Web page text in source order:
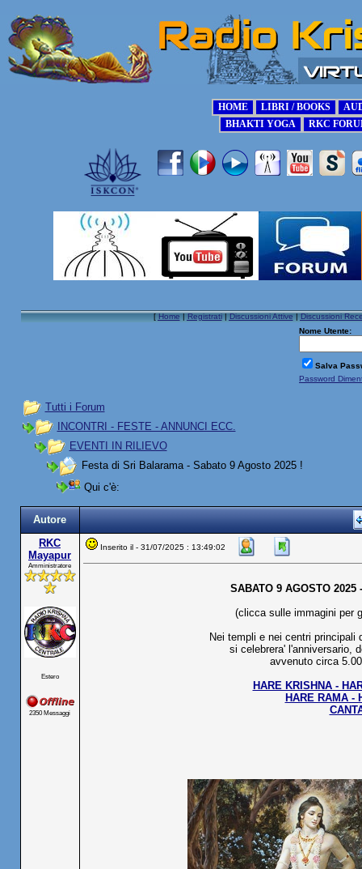
[Home|Registrati|Discussioni Attive|Discussioni
Nome Utente:
Salva
Password
Tutti i Forum
INCONTRI - FESTE - ANNUNCI ECC.
EVENTI IN RILIEVO
Festa di Sri Balarama - Sabato 9 Agosto 2025 !
Qui c'è:
Autore
RKC
Mayapur
Amministratore
Estero
2350 Messaggi
Inserito il - 31/07/2025 : 13:49:02
SABATO 9 AGOSTO
(clicca sulle immagini per
Nei templi e nei centri
si celebrera' l'anniversario,
avvenuto circa
HARE KRISHNA -
HARE RAMA -